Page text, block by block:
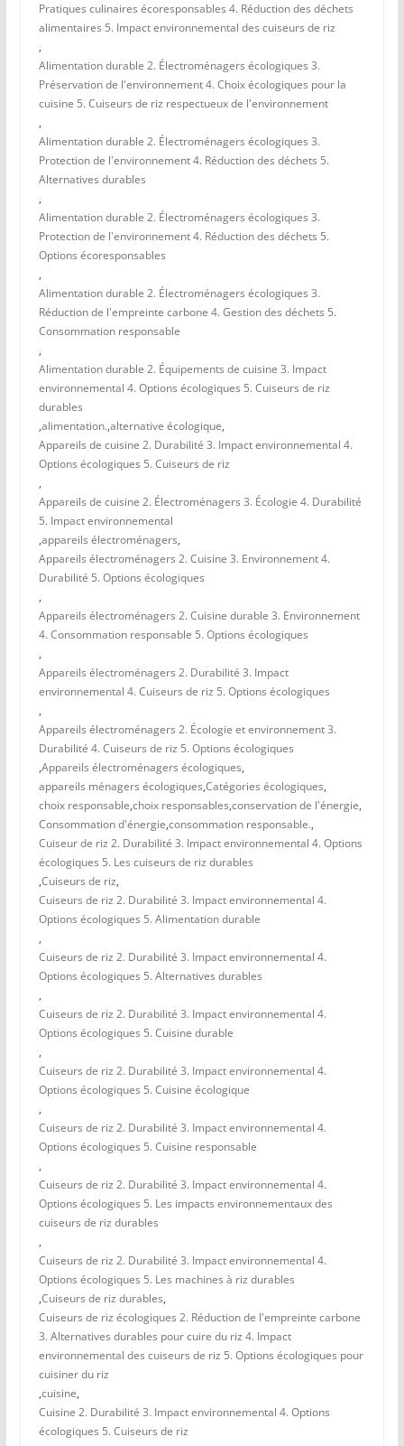
Pratiques culinaires écoresponsables 4. Réduction des déchets
alimentaires 5. Impact environnemental des cuiseurs de riz
,
Alimentation durable 2. Électroménagers écologiques 3.
Préservation de l'environnement 4. Choix écologiques pour la
cuisine 5. Cuiseurs de riz respectueux de l'environnement
,
Alimentation durable 2. Électroménagers écologiques 3.
Protection de l'environnement 4. Réduction des déchets 5.
Alternatives durables
,
Alimentation durable 2. Électroménagers écologiques 3.
Protection de l'environnement 4. Réduction des déchets 5.
Options écoresponsables
,
Alimentation durable 2. Électroménagers écologiques 3.
Réduction de l'empreinte carbone 4. Gestion des déchets 5.
Consommation responsable
,
Alimentation durable 2. Équipements de cuisine 3. Impact
environnemental 4. Options écologiques 5. Cuiseurs de riz
durables
,alimentation.,alternative écologique,
Appareils de cuisine 2. Durabilité 3. Impact environnemental 4.
Options écologiques 5. Cuiseurs de riz
,
Appareils de cuisine 2. Électroménagers 3. Écologie 4. Durabilité
5. Impact environnemental
,appareils électroménagers,
Appareils électroménagers 2. Cuisine 3. Environnement 4.
Durabilité 5. Options écologiques
,
Appareils électroménagers 2. Cuisine durable 3. Environnement
4. Consommation responsable 5. Options écologiques
,
Appareils électroménagers 2. Durabilité 3. Impact
environnemental 4. Cuiseurs de riz 5. Options écologiques
,
Appareils électroménagers 2. Écologie et environnement 3.
Durabilité 4. Cuiseurs de riz 5. Options écologiques
,Appareils électroménagers écologiques,
appareils ménagers écologiques,Catégories écologiques,
choix responsable,choix responsables,conservation de l'énergie,
Consommation d'énergie,consommation responsable.,
Cuiseur de riz 2. Durabilité 3. Impact environnemental 4. Options
écologiques 5. Les cuiseurs de riz durables
,Cuiseurs de riz,
Cuiseurs de riz 2. Durabilité 3. Impact environnemental 4.
Options écologiques 5. Alimentation durable
,
Cuiseurs de riz 2. Durabilité 3. Impact environnemental 4.
Options écologiques 5. Alternatives durables
,
Cuiseurs de riz 2. Durabilité 3. Impact environnemental 4.
Options écologiques 5. Cuisine durable
,
Cuiseurs de riz 2. Durabilité 3. Impact environnemental 4.
Options écologiques 5. Cuisine écologique
,
Cuiseurs de riz 2. Durabilité 3. Impact environnemental 4.
Options écologiques 5. Cuisine responsable
,
Cuiseurs de riz 2. Durabilité 3. Impact environnemental 4.
Options écologiques 5. Les impacts environnementaux des
cuiseurs de riz durables
,
Cuiseurs de riz 2. Durabilité 3. Impact environnemental 4.
Options écologiques 5. Les machines à riz durables
,Cuiseurs de riz durables,
Cuiseurs de riz écologiques 2. Réduction de l'empreinte carbone
3. Alternatives durables pour cuire du riz 4. Impact
environnemental des cuiseurs de riz 5. Options écologiques pour
cuisiner du riz
,cuisine,
Cuisine 2. Durabilité 3. Impact environnemental 4. Options
écologiques 5. Cuiseurs de riz